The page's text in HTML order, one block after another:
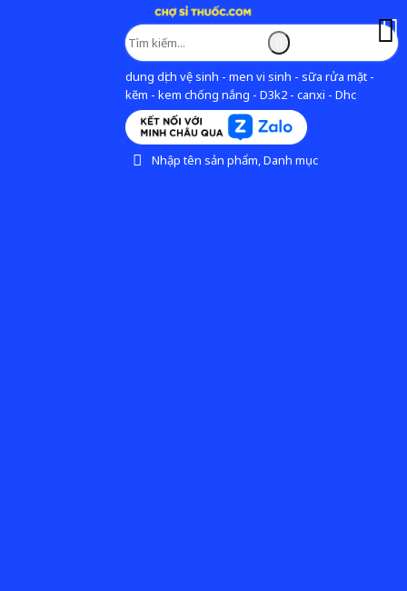
dung dịch vệ sinh - men vi sinh - sữa rửa mặt -
kẽm - kem chống nắng - D3k2 - canxi - Dhc
Nhập tên sản phẩm, Danh mục